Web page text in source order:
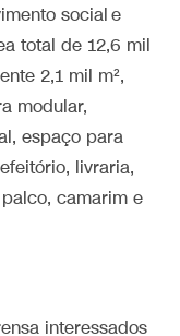
social e
total de 12,6 mil
2,1 mil m²,
modular,
espaço para
livraria,
camarim e
interessados